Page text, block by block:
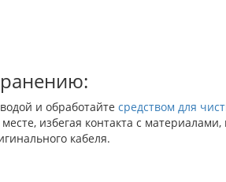
и обработайте средством для
избегая контакта с
кабеля.